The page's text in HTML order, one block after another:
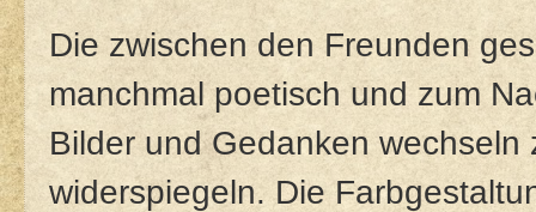
Die zwischen den Freunden
manchmal poetisch und zum
Bilder und Gedanken
widerspiegeln. Die